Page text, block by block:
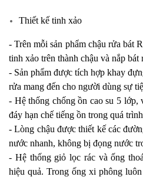
Thiết kế tinh xảo
- Trên mỗi sản phẩm chậu rửa bát
tinh xảo trên thành chậu và nắp bát
- Sản phẩm được tích hợp khay
rửa mang đến cho người dùng sự
- Hệ thống chống ồn cao su 5
đáy hạn chế tiếng ồn trong quá
- Lòng chậu được thiết kế các
nước nhanh, không bị đọng nước
- Hệ thống giỏ lọc rác và ống
hiệu quả. Trong ống xi phông